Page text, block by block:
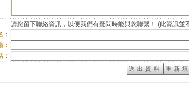
請您留下聯絡資訊，以便我們有疑問時能與您聯繫！ (此資訊並
：
：
：